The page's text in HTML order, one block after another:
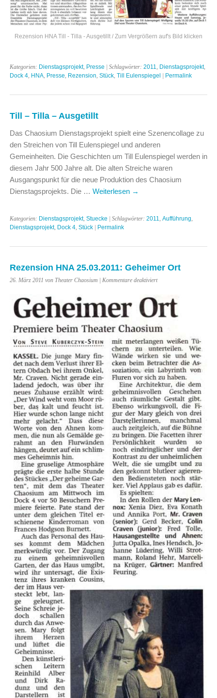
Pate
stand
Rezension HNA Till - Tilla - Ausgetillt / Zum Vergrößern auf's Bild klicken
Kategorien: Dienstagsprojekt, Presse | Schlagwörter: 2011, Dienstagsprojekt,
Dock 4, HNA, Presse, Rezension, Stück, Till Eulenspiegel Permalink
Till – Tilla – Ausgetillt
Das Chaosium Dienstagsprojekt spielt eine Szenencollage zu
den Streichen von Till Eulenspiegel und anderen
Gemeinheiten. Die Geschichten um Till Eulenspiegel werden in
diesem Jahr 500 Jahre alt. Die alten Streiche waren
Ausgangspunkt für die neue Produktion des Chaosium
Dienstagsprojekts. Die … Weiterlesen →
Kategorien: Dienstagsprojekt, Stuecke | Schlagwörter: 2011, Aufführung,
Dienstagsprojekt, Dock 4, Stück Permalink
Rezension HNA 25.03.2011: Geheimer Ort
26. März 2011 von Theater Chaosium | Kommentare deaktiviertfür
25.03.2011:
Geheimer